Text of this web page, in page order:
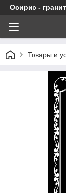
Осирис -
Товары и